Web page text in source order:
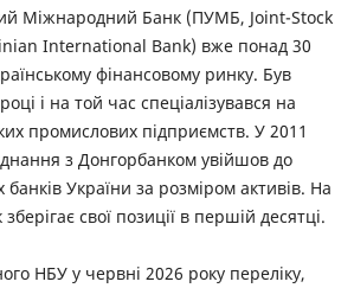
Скалозуб приєднався в травні
Голови Правління з питань
в 2013 році.
Міжнародний Банк (ПУМБ, Joint-Stock
International Bank) вже понад 30
фінансовому ринку. Був
і на той час спеціалізувався на
промислових підприємств. У 2011
з Донгорбанком увійшов до
України за розміром активів. На
свої позиції в першій десятці.
НБУ у червні 2026 року переліку,